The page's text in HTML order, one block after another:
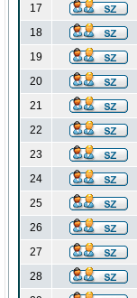
17
18
19
20
21
22
23
24
25
26
27
28